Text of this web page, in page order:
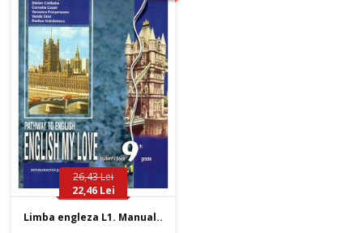
26,43 Lei
22,46 Lei
Limba engleza L1. Manual..